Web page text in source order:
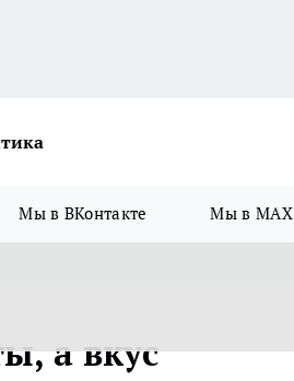
Мы в ВКонтакте Мы в MAX
а вкус